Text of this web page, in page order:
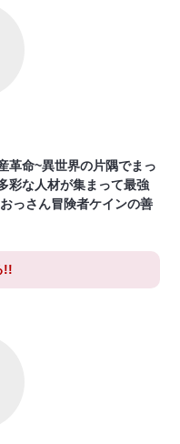
革命~異世界の片隅でまっ
彩な人材が集まって最強
っさん冒険者ケインの善
!!